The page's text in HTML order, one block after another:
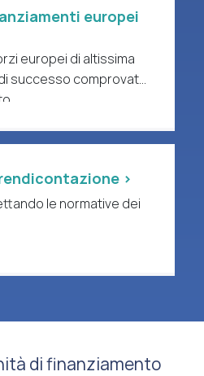
europei
europei di altissima
successo comprovati
>
le normative dei
di finanziamento